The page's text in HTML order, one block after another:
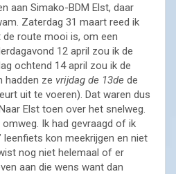
aan Simako-BDM Elst, daar
Zaterdag 31 maart reed ik
route mooi is, om een
12 april zou ik de
ochtend 14 april zou ik de
hadden ze vrijdag de 13de de
uit te voeren). Dat waren dus
Elst toen over het snelweg.
Ik had gevraagd of ik
leenfiets kon meekrijgen en niet
nog niet helemaal of er
aan die wens want dan